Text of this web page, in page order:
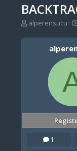
А
т
alperensucu
1